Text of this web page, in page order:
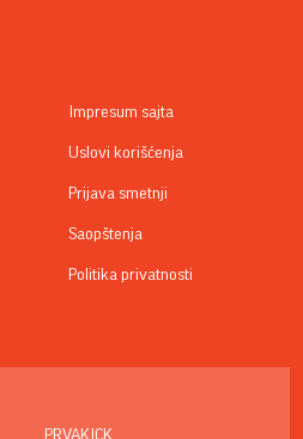
Impresum sajta
Uslovi korišćenja
Prijava smetnji
Saopštenja
Politika privatnosti
PRVAKICK